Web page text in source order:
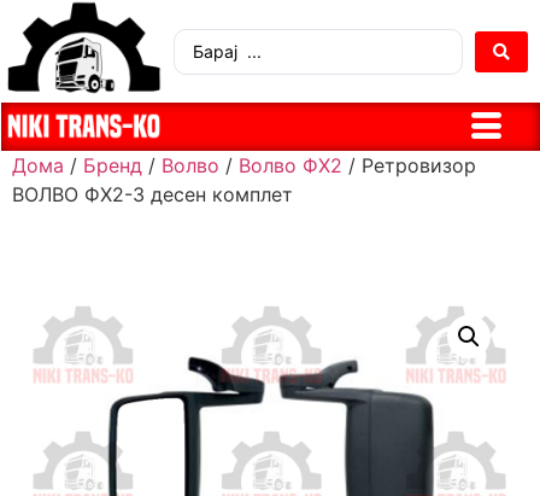
Дома / Бренд / Волво / Волво ФХ2 / Ретровизор
ВОЛВО ФХ2-3 десен комплет